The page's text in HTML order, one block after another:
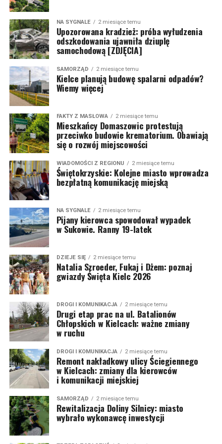
NA SYGNALE 2 miesiące temu
Upozorowana kradzież: próba wyłudzenia
odszkodowania ujawniła dziuplę
samochodową [ZDJĘCIA]
SAMORZĄD 2 miesiące temu
Kielce planują budowę spalarni odpadów?
Wiemy więcej
FAKTY Z MASŁOWA 2 miesiące temu
Mieszkańcy Domaszowic protestują
przeciwko budowie krematorium. Obawiają
się o rozwój miejscowości
WIADOMOŚCI Z REGIONU 2 miesiące temu
Świętokrzyskie: Kolejne miasto wprowadza
bezpłatną komunikację miejską
NA SYGNALE 2 miesiące temu
Pijany kierowca spowodował wypadek
w Sukowie. Ranny 19-latek
DZIEJE SIĘ 2 miesiące temu
Natalia Szroeder, Fukaj i Dżem: poznaj
gwiazdy Święta Kielc 2026
DROGI I KOMUNIKACJA 2 miesiące temu
Drugi etap prac na ul. Batalionów
Chłopskich w Kielcach: ważne zmiany
w ruchu
DROGI I KOMUNIKACJA 2 miesiące temu
Remont nakładkowy ulicy Ściegiennego
w Kielcach: zmiany dla kierowców
i komunikacji miejskiej
SAMORZĄD 2 miesiące temu
Rewitalizacja Doliny Silnicy: miasto
wybrało wykonawcę inwestycji